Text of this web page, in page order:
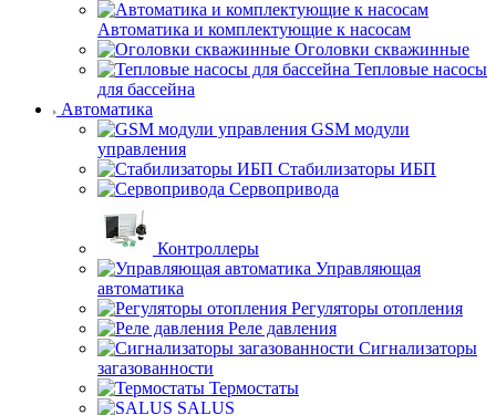
Автоматика и комплектующие к насосам
Оголовки скважинные
Тепловые насосы
для бассейна
Автоматика
GSM модули
управления
Стабилизаторы ИБП
Сервопривода
Контроллеры
Управляющая
автоматика
Регуляторы отопления
Реле давления
Сигнализаторы
загазованности
Термостаты
SALUS